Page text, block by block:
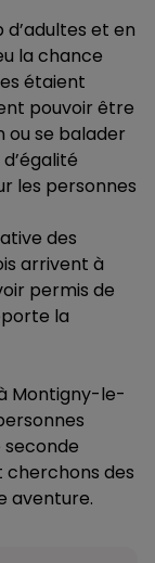
et en
la chance
étaient
pouvoir être
ou se balader
les personnes
des
arrivent à
permis de
la
Montigny-le-
seconde
cherchons des
aventure.